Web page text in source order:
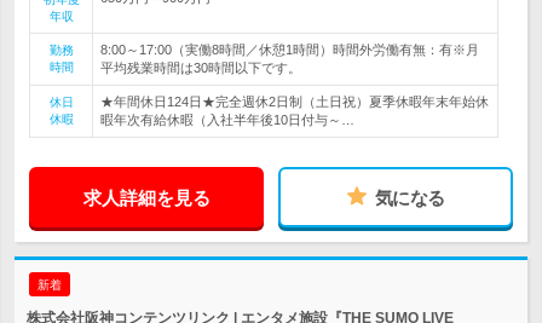
年収
勤務
時間
8:00～17:00（実働8時間／休憩1時間）時間外労働有無：有※月
平均残業時間は30時間以下です。
休日
休暇
★年間休日124日★完全週休2日制（土日祝）夏季休暇年末年始休
暇年次有給休暇（入社半年後10日付与～…
求人詳細を見る 気になる
新着
株式会社阪神コンテンツリンク | エンタメ施設『THE SUMO LIVE